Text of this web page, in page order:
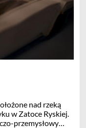
nad rzeką
w Zatoce Ryskiej.
przemysłowym,